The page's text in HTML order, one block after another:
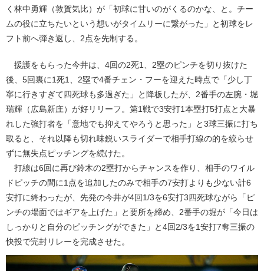
く林中勇輝（敦賀気比）が「初球に甘いのがくるのかな、と。チー
ムの役に立ちたいという想いがタイムリーに繋がった」と初球をレ
フト前へ弾き返し、2点を先制する。
援護をもらった今井は、4回の2死1、2塁のピンチを切り抜けた
後、5回裏に1死1、2塁で4番チェン・フーを迎えた時点で「少し丁
寧に行きすぎて四死球も多過ぎた」と降板したが、2番手の左腕・堀
瑞輝（広島新庄）が好リリーフ。第1戦で3安打1本塁打5打点と大暴
れした強打者を「意地でも抑えてやろうと思った」と3球三振に打ち
取ると、それ以降も切れ味鋭いスライダーで相手打線の的を絞らせ
ずに無失点ピッチングを続けた。
打線は6回に再び鈴木の2塁打からチャンスを作り、相手のワイル
ドピッチの間に1点を追加したのみで相手の7安打よりも少ない計6
安打に終わったが、先発の今井が4回1/3を6安打3四死球ながら「ピ
ンチの場面ではギアを上げた」と要所を締め、2番手の堀が「今日は
しっかりと自分のピッチングができた」と4回2/3を1安打7奪三振の
快投で完封リレーを完成させた。